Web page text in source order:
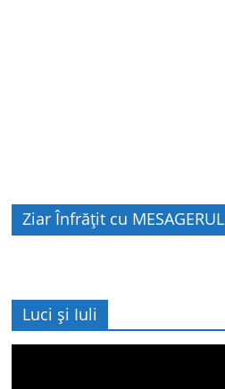
Ziar Înfrățit cu MESAGERUL
Luci și Iuli